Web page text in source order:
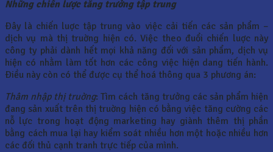
Những chiến lược tăng trưởng tập trung
Ðây là chiến luợc tập trung vào việc cải tiến các sản phẩm –
dịch vụ mà thị truờng hiện có. Việc theo đuổi chiến luợc này
công ty phải dành hết mọi khả năng đối với sản phẩm, dịch vụ
hiện có nhằm làm tốt hơn các công việc hiện dang tiến hành.
Ðiều này còn có thể được cụ thể hoá thông qua 3 phương án:
Thâm nhập thị truờng: Tìm cách tăng trưởng các sản phẩm hiện
đang sản xuất trên thị truờng hiện có bằng việc tăng cường các
nỗ lực trong hoạt động marketing hay giành thêm thị phần
bằng cách mua lại hay kiểm soát nhiều hơn một hoặc nhiều hơn
các đối thủ cạnh tranh trực tiếp của mình.